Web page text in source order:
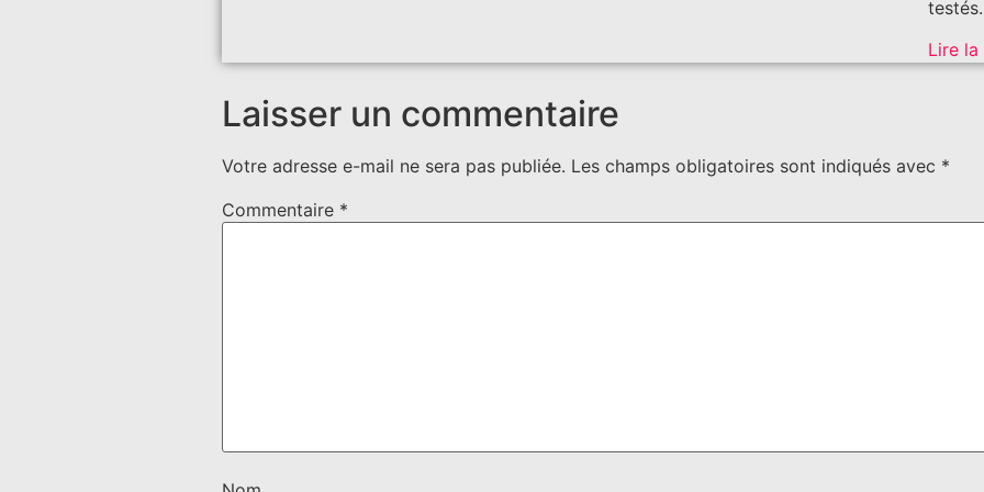
Lire la
Laisser un commentaire
Votre adresse e-mail ne sera pas publiée. Les champs obligatoires sont indiqués avec *
Commentaire *